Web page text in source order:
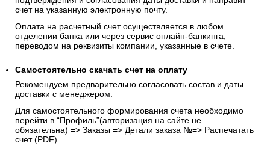
Для Юр. Лиц (без НДС): Заполните все поля формы и
укажите реквизиты, на которые будет выставлен счет.
Запрос счета на оплату
подтверждения и согласования даты доставки и направит
счет на указанную электронную почту.
Оплата на расчетный счет осуществляется в любом
отделении банка или через сервис онлайн-банкинга,
переводом на реквизиты компании, указанные в счете.
Самостоятельно скачать счетна оплату